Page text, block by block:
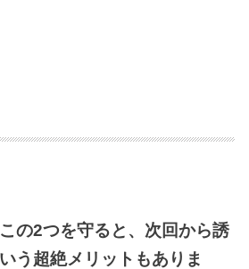
の2つを守ると、次回から誘
う超絶メリットもありま